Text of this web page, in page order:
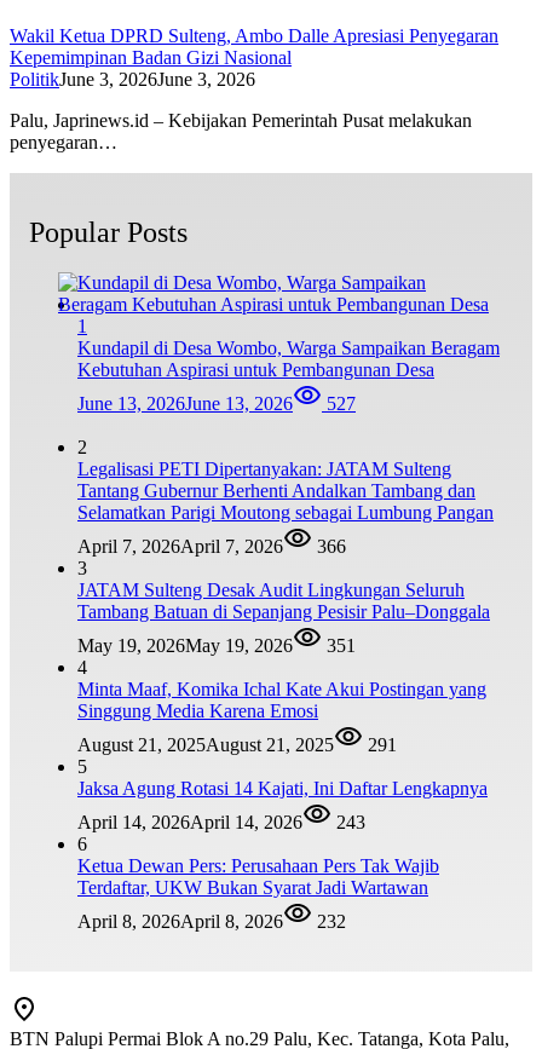
Wakil Ketua DPRD Sulteng, Ambo Dalle Apresiasi Penyegaran
Kepemimpinan Badan Gizi Nasional
PolitikJune 3, 2026June 3, 2026
Palu, Japrinews.id – Kebijakan Pemerintah Pusat melakukan
penyegaran…
Popular Posts
1
Kundapil di Desa Wombo, Warga Sampaikan Beragam
Kebutuhan Aspirasi untuk Pembangunan Desa
June 13, 2026June 13, 2026 527
2
Legalisasi PETI Dipertanyakan: JATAM Sulteng
Tantang Gubernur Berhenti Andalkan Tambang dan
Selamatkan Parigi Moutong sebagai Lumbung Pangan
April 7, 2026April 7, 2026
366
3
JATAM Sulteng Desak Audit Lingkungan Seluruh
Tambang Batuan di Sepanjang Pesisir Palu–Donggala
May 19, 2026May 19, 2026
351
4
Minta Maaf, Komika Ichal Kate Akui Postingan yang
Singgung Media Karena Emosi
August 21, 2025August 21, 2025
291
5
Jaksa Agung Rotasi 14 Kajati, Ini Daftar Lengkapnya
April 14, 2026April 14, 2026
243
6
Ketua Dewan Pers: Perusahaan Pers Tak Wajib
Terdaftar, UKW Bukan Syarat Jadi Wartawan
April 8, 2026April 8, 2026 232
BTN Palupi Permai Blok A no.29 Palu, Kec. Tatanga, Kota Palu,